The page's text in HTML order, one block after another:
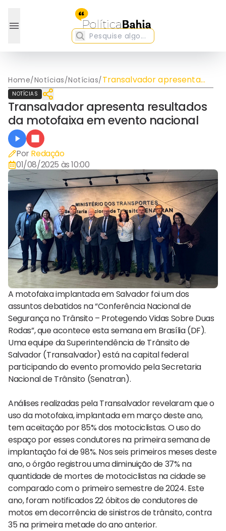
Home/Notícias/Notícias/Transalvador apresenta
resultados da motofaixa
NOTÍCIAS
Transalvador apresenta resultados
da motofaixa em evento nacional
Por Redação
01/08/2025 às 10:00
A motofaixa implantada em Salvador foi um dos
assuntos debatidos na “Conferência Nacional de
Segurança no Trânsito – Protegendo Vidas Sobre Duas
Rodas”, que acontece esta semana em Brasília (DF).
Uma equipe da Superintendência de Trânsito de
Salvador (Transalvador) está na capital federal
participando do evento promovido pela Secretaria
Nacional de Trânsito (Senatran).
Análises realizadas pela Transalvador revelaram que o
uso da motofaixa, implantada em março deste ano,
tem aceitação por 85% dos motociclistas. O uso do
espaço por esses condutores na primeira semana de
implantação foi de 98%. Nos seis primeiros meses deste
ano, o órgão registrou uma diminuição de 37% na
quantidade de mortes de motociclistas na cidade se
comparado com o primeiro semestre de 2024. Este
ano, foram notificados 22 óbitos de condutores de
motos em decorrência de sinistros de trânsito, contra
35 na primeira metade do ano anterior.